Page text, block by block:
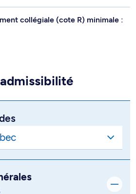
collégiale (cote R) minimale :